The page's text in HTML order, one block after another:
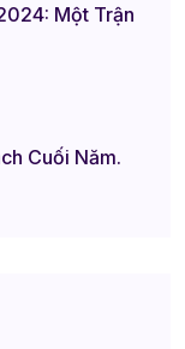
Một Trận
Cuối Năm.